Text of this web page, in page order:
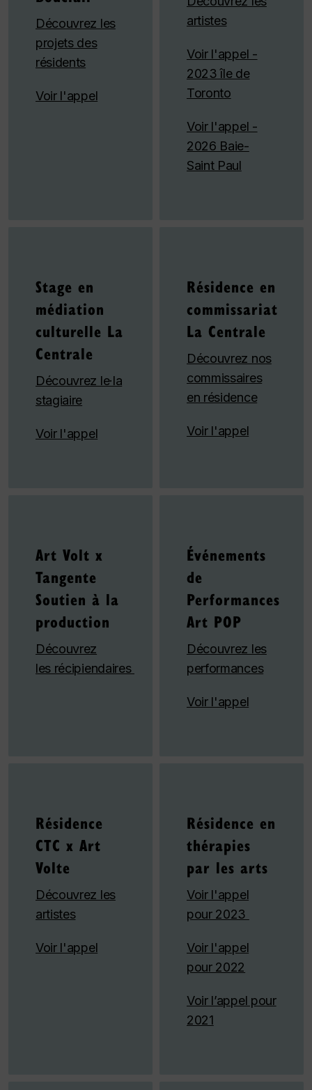
Découvrez les
projets des
résidents
Voir l'appel
artistes
Voir l'appel -
2023 île de
Toronto
Voir l'appel -
2026 Baie-
Saint Paul
Stage en
médiation
culturelle La
Centrale
Découvrez le·la
stagiaire
Voir l'appel
Résidence en
commissariat
La Centrale
Découvrez nos
commissaires
en résidence
Voir l'appel
Art Volt x
Tangente
Soutien à la
production
Découvrez
les récipiendaires
Événements
de
Performances
Art POP
Découvrez les
performances
Voir l'appel
Résidence
CTC x Art
Volte
Découvrez les
artistes
Voir l'appel
Résidence en
thérapies
par les arts
Voir l'appel
pour 2023
Voir l'appel
pour 2022
Voir l’appel pour
2021